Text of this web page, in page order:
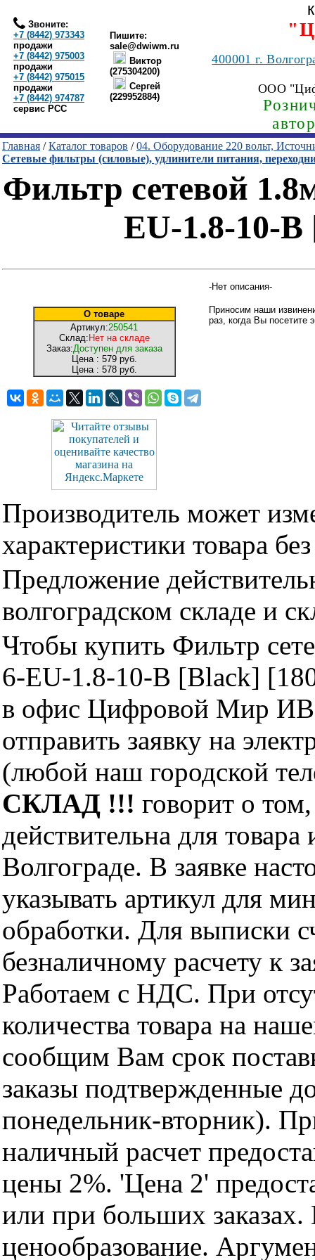
Звоните:
+7 (8442) 973343
продажи
+7 (8442) 975003
продажи
+7 (8442) 975015
продажи
+7 (8442) 974787
сервис РСС
Пишите:
sale@dwiwm.ru
Виктор
(275304200)
Сергей
(229952884)
400001г.
ООО
Главная /Каталог товаров /04. Оборудование 220 вольт,
Сетевые фильтры (силовые), удлинители питания,
Фильтр сетевой
EU-1.8-10-
О товаре
Артикул:250541
Склад: Нет на складе
Заказ:Доступен для заказа
Цена : 579 руб.
Цена : 578 руб.
-Нет описания-
Приносим наши
раз, когда Вы посетите
Производитель может
характеристики товара
Предложение
волгоградском складе и
Чтобы купить Фильтр
6-EU-1.8-10-B [Black]
в офис Цифровой Мир
отправить заявку на
(любой наш городской
СКЛАД !!! говорит о
действительна для
Волгограде. В заявке
указывать артикул для
обработки. Для выписки
безналичному расчету к
Работаем с НДС. При
количества товара на
сообщим Вам срок
заказы подтвержденные
понедельник-вторник).
наличный расчет
цены 2%. 'Цена 2'
или при больших
ценообразование.